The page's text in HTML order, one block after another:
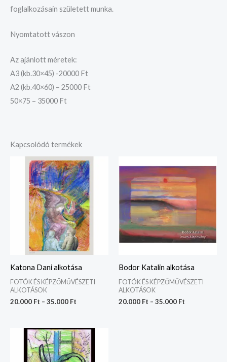
foglalkozásain született munka.
Nyomtatott vászon
Az ajánlott méretek:
A3 (kb.30×45) -20000 Ft
A2 (kb.40×60) – 25000 Ft
50×75 – 35000 Ft
Kapcsolódó termékek
Katona Dani alkotása
FOTÓK ÉS KÉPZŐMŰVÉSZETI
ALKOTÁSOK
20.000 Ft – 35.000 Ft
Ártartomány:
20.000 Ft
-
35.000 Ft
Bodor Katalin alkotása
FOTÓK ÉS KÉPZŐMŰVÉSZETI
ALKOTÁSOK
20.000 Ft – 35.000 Ft
20.000 Ft
-
35.000 Ft
Ártartomány:
20.000 Ft
-
35.000 Ft